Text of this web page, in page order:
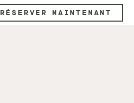
RÉSERVER MAINTENANT